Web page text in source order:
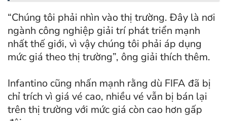
“Chúng tôi phải nhìn vào thị trường. Đây là nơi
ngành công nghiệp giải trí phát triển mạnh
nhất thế giới, vì vậy chúng tôi phải áp dụng
mức giá theo thị trường”, ông giải thích thêm.
Infantino cũng nhấn mạnh rằng dù FIFA đã bị
chỉ trích vì giá vé cao, nhiều vé vẫn bị bán lại
trên thị trường với mức giá còn cao hơn gấp